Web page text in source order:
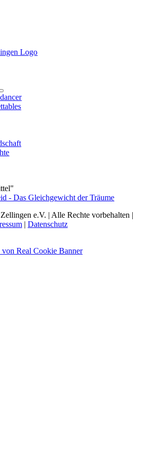
e.V. | Alle Rechte vorbehalten |
| Datenschutz
Real Cookie Banner